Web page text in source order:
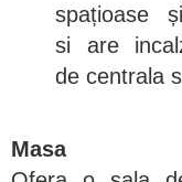
spațioase
si are
de centrala
Masa